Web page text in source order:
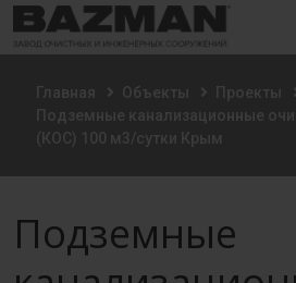
Главная Объекты
Проекты
Подземные канализационные
(КОС) 100 м3/сутки Крым
Подземные